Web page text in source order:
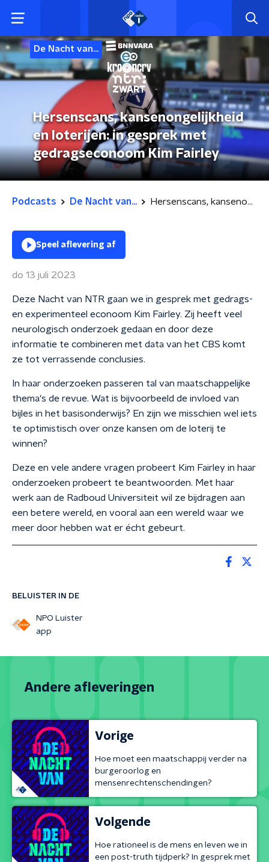
De Nacht van...
Hersenscans, kansenongelijkheid
en loterijen: in gesprek met
gedragseconoom Kim Fairley
Podcasts De Nacht van... Hersenscans, kansenongelijkheid en loterijen: in gesprek met gedragseconoom Kim Fairley
BELUISTER IN DE
NPO Luister
app
Speel aflevering af
do 13 juli 2023
Deze Nacht van NTR gaan we in gesprek met gedrags-
en experimenteel econoom Kim Fairley. Zij heeft veel
neurologisch onderzoek gedaan en door deze
informatie te combineren met data van het CBS komt
ze tot verrassende conclusies.
In haar onderzoeken passeren tal van maatschappelijke
thema's de revue. Wat is bijvoorbeeld de invloed van
bijles in het basisonderwijs? En zijn we misschien wel iets
te optimistisch over onze kansen om de loterij te
winnen?
Deze en vele andere vragen probeert Kim Fairley in haar
onderzoeken probeert te beantwoorden. Met haar
werk aan de Radboud Universiteit wil ze bijdragen aan
een betere wereld, en vooral aan een wereld waar we
meer door hebben wat er écht gebeurt.
Andere afleveringen
Vorige
Hoe moet een maatschappij verder na
burgeroorlog en
mensenrechtenschendingen?
Volgende
Hoe rationeel is de mens en leven we in
een post-truth tijdperk? In gesprek met